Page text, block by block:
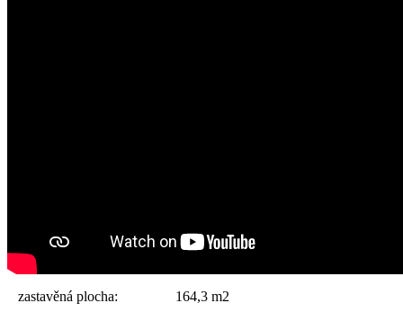
zastavěná plocha: 164,3 m2